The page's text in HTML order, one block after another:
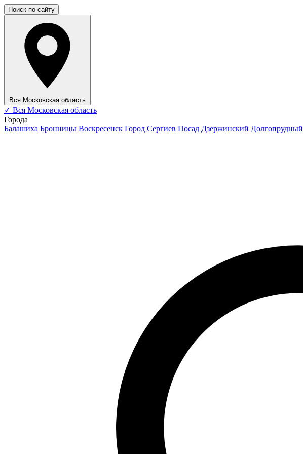
Поиск по сайту
Вся Московская область
✓ Вся Московская область
Города
Балашиха Бронницы Воскресенск Город Сергиев Посад Дзержинский Долгопрудный